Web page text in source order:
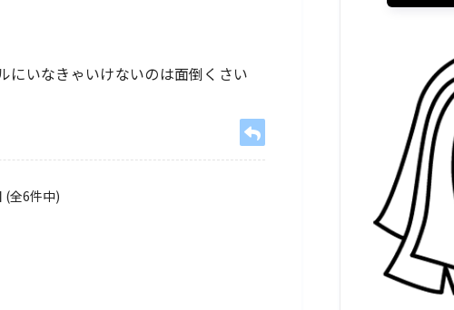
にいなきゃいけないのは面倒くさい
(全6件中)